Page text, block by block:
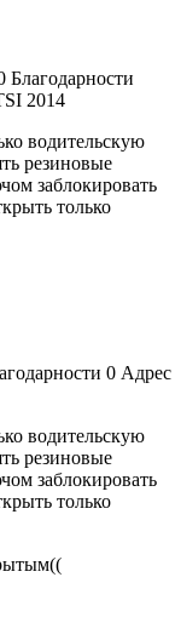
2014
водительскую
резиновые
заблокировать
только
0 Адрес
водительскую
резиновые
заблокировать
только